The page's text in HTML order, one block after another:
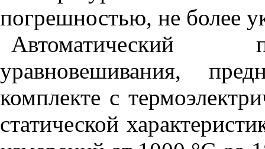
погрешностью, не более
Автоматический
уравновешивания,
комплекте с
статической